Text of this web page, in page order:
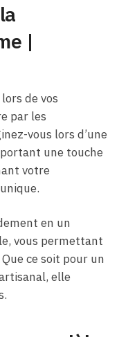
|
de vos
par les
vous lors d’une
une touche
votre
en un
vous permettant
ce soit pour un
elle